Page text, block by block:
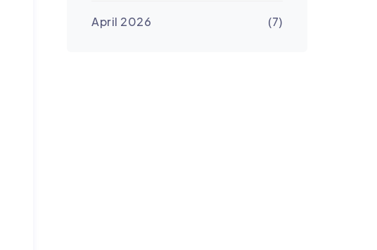
April 2026 (7)